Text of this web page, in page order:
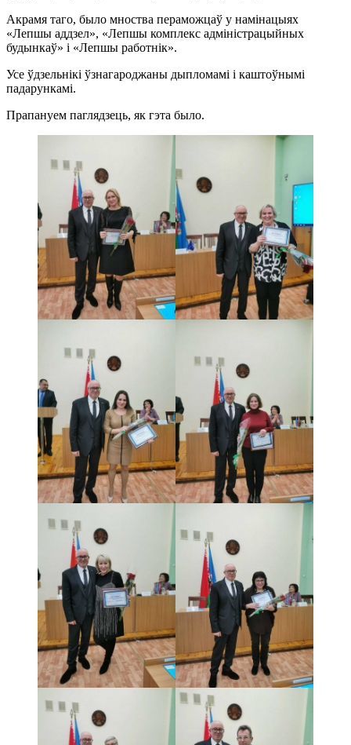
Акрамя таго, было мноства пераможцаў у намінацыях
«Лепшы аддзел», «Лепшы комплекс адміністрацыйных
будынкаў» і «Лепшы работнік».
Усе ўдзельнікі ўзнагароджаны дыпломамі і каштоўнымі
падарункамі.
Прапануем паглядзець, як гэта было.